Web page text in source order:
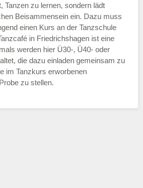
Tanzen zu lernen, sondern lädt
Beisammensein ein. Dazu muss
einen Kurs an der Tanzschule
in Friedrichshagen ist eine
werden hier Ü30-, Ü40- oder
die dazu einladen gemeinsam zu
im Tanzkurs erworbenen
zu stellen.